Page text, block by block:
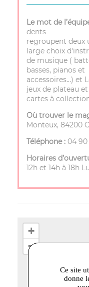
Le mot de
dents
regroupent deux
large choix
de musique (
basses, pianos et
accessoires…) et
jeux de plateau et
cartes à
Où trouver le
Monteux, 84200
Téléphone : 04 90
Horaires
12h et 14h à 18h
+
−
Ce site
donne